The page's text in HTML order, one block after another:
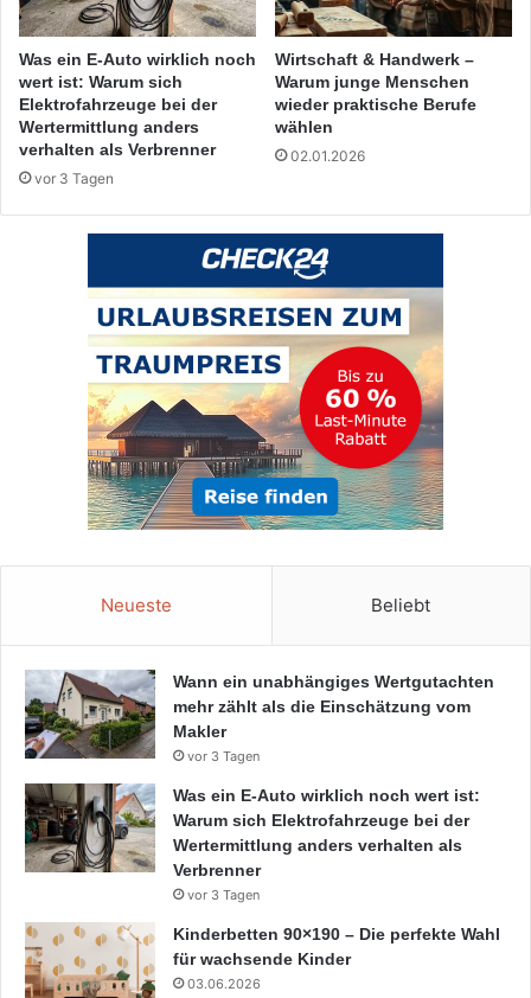
Was ein E-Auto wirklich noch
wert ist: Warum sich
Elektrofahrzeuge bei der
Wertermittlung anders
verhalten als Verbrenner
vor 3 Tagen
Wirtschaft & Handwerk –
Warum junge Menschen
wieder praktische Berufe
wählen
02.01.2026
Neueste Beliebt
Wann ein unabhängiges Wertgutachten
mehr zählt als die Einschätzung vom
Makler
vor 3 Tagen
Was ein E-Auto wirklich noch wert ist:
Warum sich Elektrofahrzeuge bei der
Wertermittlung anders verhalten als
Verbrenner
vor 3 Tagen
Kinderbetten 90×190 – Die perfekte Wahl
für wachsende Kinder
03.06.2026